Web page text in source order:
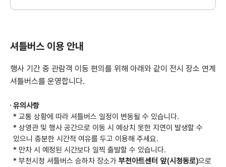
셔틀버스 이용 안내
행사 기간 중 관람객 이동 편의를 위해 아래와 같이 전시 장소 연계
셔틀버스를 운영합니다.
유의사항
* 교통 상황에 따라 셔틀버스 일정이 변동될 수 있습니다.
* 상영관 및 행사 공간으로 이동 시 예상치 못한 지연이 발생할 수
있으니 충분한 시간적 여유를 두고 이용해 주세요.
* 만차 시 예정된 시간보다 일찍 출발할 수 있습니다.
* 부천시청 셔틀버스 승하차 장소가 부천아트센터 앞(시청동로)으로